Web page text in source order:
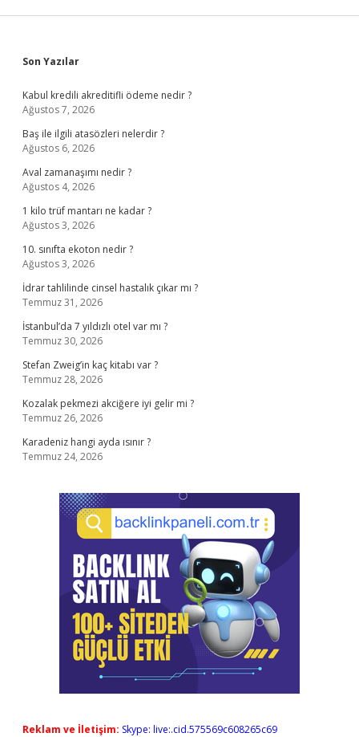
Sidebar
Son Yazılar
Kabul kredili akreditifli ödeme nedir ?
Ağustos 7, 2026
Baş ile ilgili atasözleri nelerdir ?
Ağustos 6, 2026
Aval zamanaşımı nedir ?
Ağustos 4, 2026
1 kilo trüf mantarı ne kadar ?
Ağustos 3, 2026
10. sınıfta ekoton nedir ?
Ağustos 3, 2026
İdrar tahlilinde cinsel hastalık çıkar mı ?
Temmuz 31, 2026
İstanbul’da 7 yıldızlı otel var mı ?
Temmuz 30, 2026
Stefan Zweig’in kaç kitabı var ?
Temmuz 28, 2026
Kozalak pekmezi akciğere iyi gelir mi ?
Temmuz 26, 2026
Karadeniz hangi ayda ısınır ?
Temmuz 24, 2026
Reklam ve İletişim: Skype: live:.cid.575569c608265c69